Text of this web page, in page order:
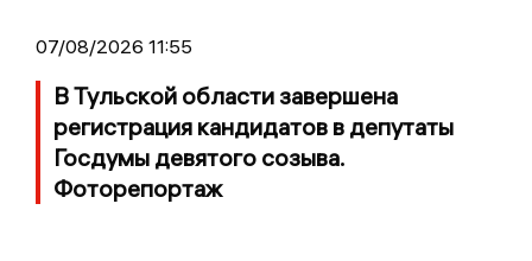
07/08/2026 11:55
В Тульской области завершена
регистрация кандидатов в депутаты
Госдумы девятого созыва.
Фоторепортаж